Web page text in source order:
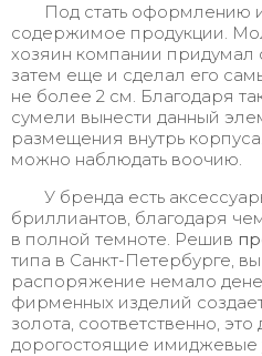
Под стать оформлению
содержимое продукции.
хозяин компании придумал
затем еще и сделал его
не более 2 см. Благодаря
сумели вынести данный
размещения внутрь
можно наблюдать воочию.
У бренда есть
бриллиантов, благодаря
в полной темноте. Решив
типа в Санкт-Петербурге,
распоряжение немало
фирменных изделий
золота, соответственно, это
дорогостоящие имиджевые